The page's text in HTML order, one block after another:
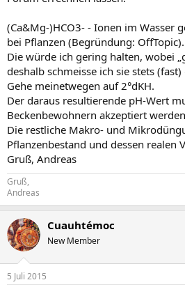
(Ca&Mg-)HCO3- - Ionen im Wasser
bei Pflanzen (Begründung: OffTopic).
Die würde ich gering halten, wobei
deshalb schmeisse ich sie stets (fast)
Gehe meinetwegen auf 2°dKH.
Der daraus resultierende pH-Wert
Beckenbewohnern akzeptiert
Die restliche Makro- und
Pflanzenbestand und dessen realen
Gruß, Andreas
Gruß,
Andreas
Cuauhtémoc
New Member
5 Juli 2015